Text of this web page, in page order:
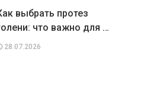
выбрать протез
что важно для …
28.07.2026